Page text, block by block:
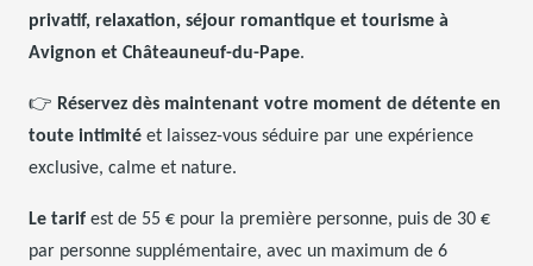
privatif, relaxation, séjour romantique et tourisme à
Avignon et Châteauneuf-du-Pape.
👉 Réservez dès maintenant votre moment de détente en
toute intimité et laissez-vous séduire par une expérience
exclusive, calme et nature.
Le tarif est de 55 € pour la première personne, puis de 30 €
par personne supplémentaire, avec un maximum de 6